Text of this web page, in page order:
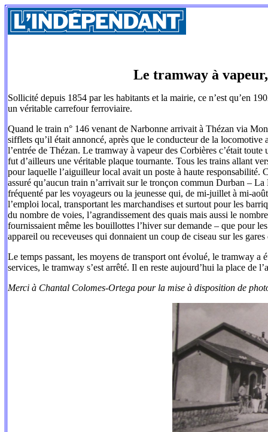
Le tramway à
Sollicité depuis 1854 par les habitants et la mairie, ce n’est qu’en
un véritable carrefour ferroviaire.
Quand le train n° 146 venant de Narbonne arrivait à Thézan via
sifflets qu’il était annoncé, après que le conducteur de la
l’entrée de Thézan. Le tramway à vapeur des Corbières c’était
fut d’ailleurs une véritable plaque tournante. Tous les trains allant
pour laquelle l’aiguilleur local avait un poste à haute responsabilité.
assuré qu’aucun train n’arrivait sur le tronçon commun Durban –
fréquenté par les voyageurs ou la jeunesse qui, de mi-juillet à mi-
l’emploi local, transportant les marchandises et surtout pour les
du nombre de voies, l’agrandissement des quais mais aussi le
fournissaient même les bouillottes l’hiver sur demande – que pour
appareil ou receveuses qui donnaient un coup de ciseau sur les gares
Le temps passant, les moyens de transport ont évolué, le tramway a
services, le tramway s’est arrêté. Il en reste aujourd’hui la place de
Merci à Chantal Colomes-Ortega pour la mise à disposition de